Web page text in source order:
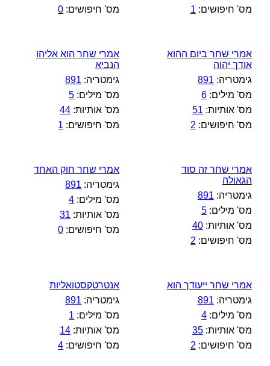
מס' חיפושים: 1
מס' חיפושים: 0
אמרי שחר ביום ההוא
אודך יהוה
גימטריה: 891
מס' מילים:6
מס' אותיות: 51
מס' חיפושים: 2
אמרי שחר הוא אליהו
הנביא
גימטריה: 891
מס' מילים: 5
מס' אותיות: 44
מס' חיפושים: 1
אמרי שחר זה סוד
הגאולה
גימטריה: 891
מס' מילים:5
מס' אותיות:40
מס' חיפושים: 2
אמרי שחר חוק האחד
גימטריה: 891
מס' מילים: 4
מס' אותיות: 31
מס' חיפושים: 0
אמרי שחר ייעודך הוא
גימטריה: 891
מס' מילים:4
מס' אותיות:35
מס' חיפושים: 2
אנטרטקסטואליות
גימטריה: 891
מס' מילים: 1
מס' אותיות: 14
מס' חיפושים: 4